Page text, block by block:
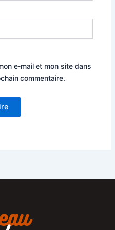
e-mail et mon site dans
commentaire.